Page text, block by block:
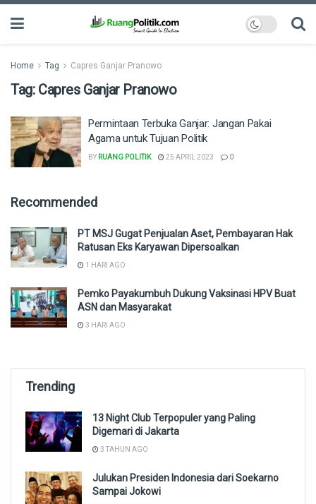
Home Tag Capres Ganjar Pranowo
Tag: Capres Ganjar Pranowo
Permintaan Terbuka Ganjar: Jangan Pakai
Agama untuk Tujuan Politik
BY RUANG POLITIK 25 APRIL 2023 0
Recommended
PT MSJ Gugat Penjualan Aset, Pembayaran Hak
Ratusan Eks Karyawan Dipersoalkan
1 HARI AGO
Pemko Payakumbuh Dukung Vaksinasi HPV Buat
ASN dan Masyarakat
3 HARI AGO
Trending
13 Night Club Terpopuler yang Paling
Digemari di Jakarta
3 TAHUN AGO
Julukan Presiden Indonesia dari Soekarno
Sampai Jokowi